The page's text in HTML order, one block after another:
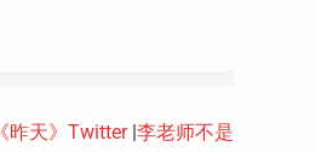
《昨天》Twitter|李老师不是